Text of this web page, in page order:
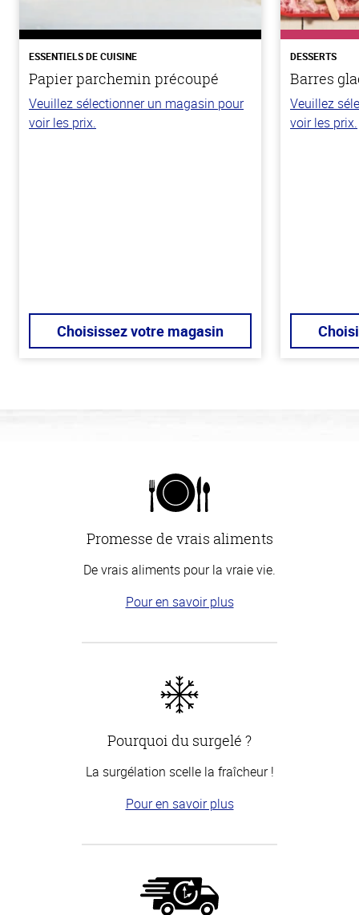
ESSENTIELS DE CUISINE
Papier parchemin précoupé
Veuillez sélectionner un magasin pour
voir les prix.
Choisissez votre magasin
DESSERTS
Barres
Veuillez
voir les prix.
Promesse de vrais aliments
De vrais aliments pour la vraie vie.
Pour en savoir plus
Pourquoi du surgelé ?
La surgélation scelle la fraîcheur !
Pour en savoir plus